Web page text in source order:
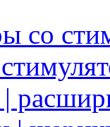
со